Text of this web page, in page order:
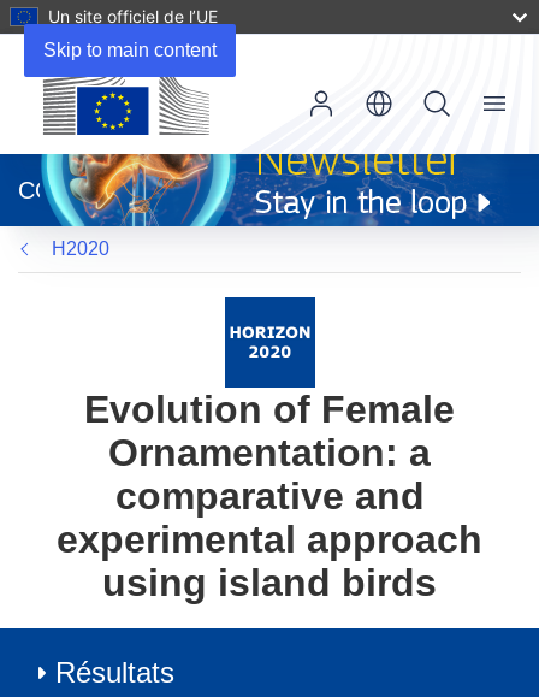
Skip to main content
Un site officiel de l’UE
dans
une
nouvelle
fenêtre)
CORDIS
Menu
H2020
Evolution of Female
Ornamentation: a
comparative and
experimental approach
using island birds
Résultats